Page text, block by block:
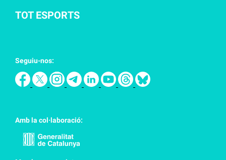
TOT ESPORTS
Seguiu-nos:
Amb la col·laboració: